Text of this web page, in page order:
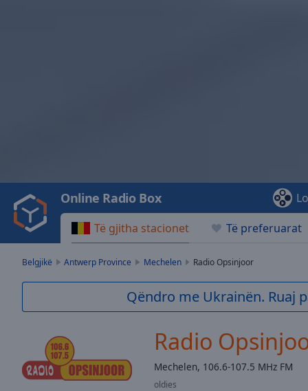
Video
Play
Backward
Skip
Current
0.00%
Të gjitha stacionet Të preferuarat
Online Radio Box
Belgjikë Antwerp Province Mechelen Radio Opsinjoor
Qëndro me Ukrainën. Ruaj
Radio
Mechelen, 106.6-107.5 MHz FM
oldies